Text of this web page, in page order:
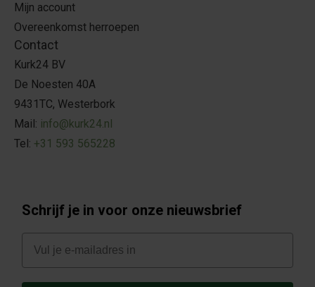
Mijn account
Overeenkomst herroepen
Contact
Kurk24 BV
De Noesten 40A
9431TC, Westerbork
Mail: info@kurk24.nl
Tel: +31 593 565228
Schrijf je in voor onze nieuwsbrief
E-mail